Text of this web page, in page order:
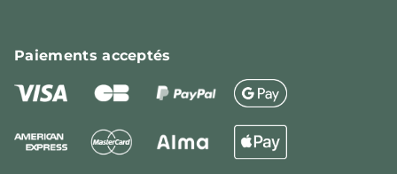
Paiementsacceptés